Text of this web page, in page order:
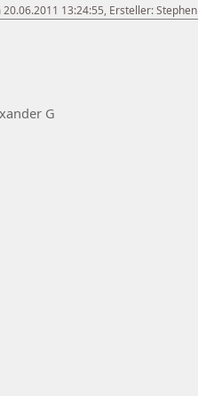
13:24:55, Ersteller:
G